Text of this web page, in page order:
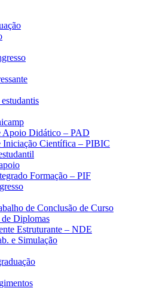
Apoio Didático – PAD
Iniciação Científica – PIBIC
Formação – PIF
de Conclusão de Curso
Diplomas
Estruturante – NDE
e Simulação